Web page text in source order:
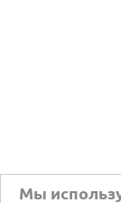
Мы